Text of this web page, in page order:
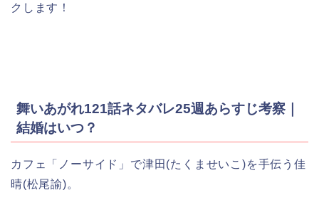
クします！
舞いあがれ121話ネタバレ25週あらすじ考察｜
結婚はいつ？
カフェ「ノーサイド」で津田(たくませいこ)を手伝う佳
晴(松尾諭)。